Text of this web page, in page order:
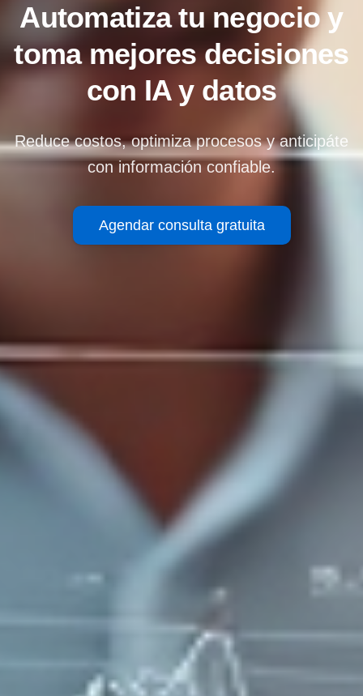
Automatiza tu negocio y
toma mejores decisiones
con IA y datos
Reduce costos, optimiza procesos y anticipáte
con información confiable.
Agendar consulta gratuita